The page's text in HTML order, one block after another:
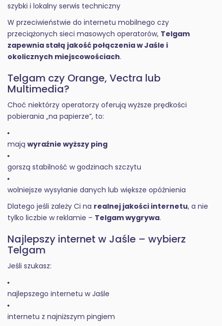
szybki i lokalny serwis techniczny
W przeciwieństwie do internetu mobilnego czy
przeciążonych sieci masowych operatorów, Telgam
zapewnia stałą jakość połączenia w Jaśle i
okolicznych miejscowościach.
Telgam czy Orange, Vectra lub
Multimedia?
Choć niektórzy operatorzy oferują wyższe prędkości
pobierania „na papierze”, to:
mają wyraźnie wyższy ping
gorszą stabilność w godzinach szczytu
wolniejsze wysyłanie danych lub większe opóźnienia
Dlatego jeśli zależy Ci na realnej jakości internetu, a nie
tylko liczbie w reklamie – Telgam wygrywa.
Najlepszy internet w Jaśle – wybierz
Telgam
Jeśli szukasz:
najlepszego internetu w Jaśle
internetu z najniższym pingiem